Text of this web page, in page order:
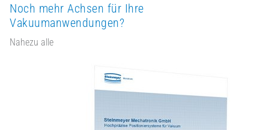
Noch mehr Achsen für Ihre
Vakuumanwendungen?
Nahezu alle